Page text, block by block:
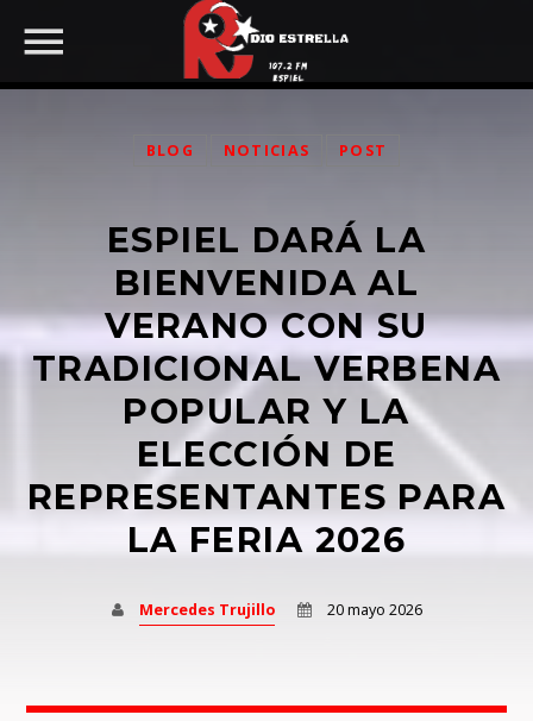
BUSCAR EN LA WEB:
COMPARTIR ESTA PÁGINA EN :
Twitter
Facebook
Pinterest
UPCOMING SHOWS
LA ESTRELLA DE LA MAÑANA
10:00 14:00
HIPSTER MORNING
DESCUBRE BY TOP PLAYLISTS
BLOG NOTICIAS POST
ESPIEL DARÁ LA
BIENVENIDA AL
VERANO CON SU
TRADICIONAL VERBENA
POPULAR Y LA
ELECCIÓN DE
REPRESENTANTES PARA
LA FERIA 2026
Mercedes Trujillo 20 mayo 2026